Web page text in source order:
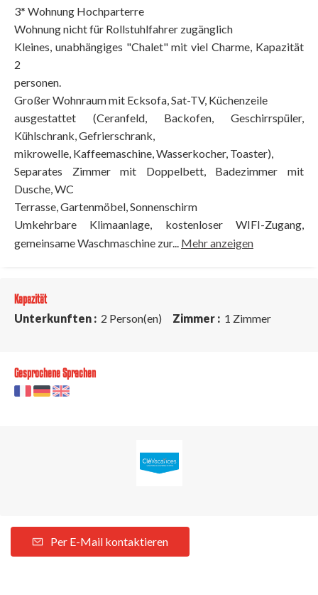
3* Wohnung Hochparterre
Wohnung nicht für Rollstuhlfahrer zugänglich
Kleines, unabhängiges "Chalet" mit viel Charme, Kapazität
2
personen.
Großer Wohnraum mit Ecksofa, Sat-TV, Küchenzeile
ausgestattet (Ceranfeld, Backofen, Geschirrspüler,
Kühlschrank, Gefrierschrank,
mikrowelle, Kaffeemaschine, Wasserkocher, Toaster),
Separates Zimmer mit Doppelbett, Badezimmer mit
Dusche, WC
Terrasse, Gartenmöbel, Sonnenschirm
Umkehrbare Klimaanlage, kostenloser WIFI-Zugang,
gemeinsame Waschmaschine zur... Mehr anzeigen
Kapazität
Unterkunften : 2 Person(en) Zimmer : 1 Zimmer
Gesprochene Sprachen
Per E-Mail kontaktieren